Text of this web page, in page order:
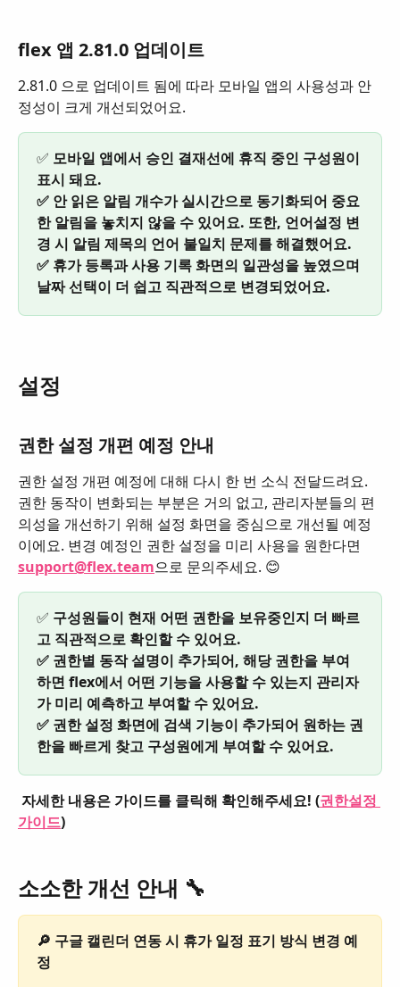
flex 앱 2.81.0 업데이트
2.81.0 으로 업데이트 됨에 따라 모바일 앱의 사용성과 안
정성이 크게 개선되었어요.
✅ 모바일 앱에서 승인 결재선에 휴직 중인 구성원이
표시 돼요.
✅ 안 읽은 알림 개수가 실시간으로 동기화되어 중요
한 알림을 놓치지 않을 수 있어요. 또한, 언어설정 변
경 시 알림 제목의 언어 불일치 문제를 해결했어요.
✅ 휴가 등록과 사용 기록 화면의 일관성을 높였으며
날짜 선택이 더 쉽고 직관적으로 변경되었어요.
설정
권한 설정 개편 예정 안내
권한 설정 개편 예정에 대해 다시 한 번 소식 전달드려요.
권한 동작이 변화되는 부분은 거의 없고, 관리자분들의 편
의성을 개선하기 위해 설정 화면을 중심으로 개선될 예정
이에요. 변경 예정인 권한 설정을 미리 사용을 원한다면
support@flex.team으로 문의주세요. 😊
✅ 구성원들이 현재 어떤 권한을 보유중인지 더 빠르
고 직관적으로 확인할 수 있어요.
✅ 권한별 동작 설명이 추가되어, 해당 권한을 부여
하면 flex에서 어떤 기능을 사용할 수 있는지 관리자
가 미리 예측하고 부여할 수 있어요.
✅ 권한 설정 화면에 검색 기능이 추가되어 원하는 권
한을 빠르게 찾고 구성원에게 부여할 수 있어요.
자세한 내용은 가이드를 클릭해 확인해주세요! (권한설정
가이드)
소소한 개선 안내 🔧
🔎 구글 캘린더 연동 시 휴가 일정 표기 방식 변경 예
정